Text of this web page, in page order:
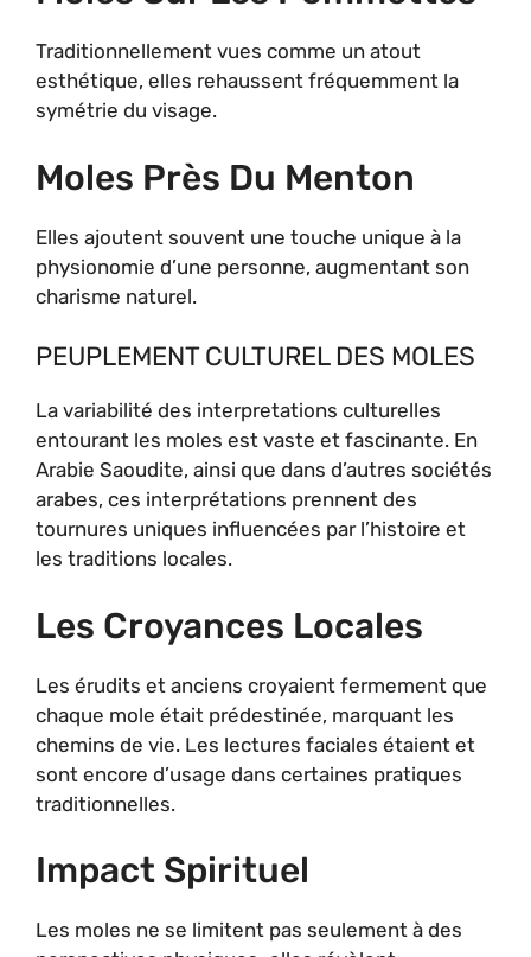
Traditionnellement vues comme un atout
esthétique, elles rehaussent fréquemment la
symétrie du visage.
Moles Près Du Menton
Elles ajoutent souvent une touche unique à la
physionomie d’une personne, augmentant son
charisme naturel.
PEUPLEMENT CULTUREL DES MOLES
La variabilité des interpretations culturelles
entourant les moles est vaste et fascinante. En
Arabie Saoudite, ainsi que dans d’autres sociétés
arabes, ces interprétations prennent des
tournures uniques influencées par l’histoire et
les traditions locales.
Les Croyances Locales
Les érudits et anciens croyaient fermement que
chaque mole était prédestinée, marquant les
chemins de vie. Les lectures faciales étaient et
sont encore d’usage dans certaines pratiques
traditionnelles.
Impact Spirituel
Les moles ne se limitent pas seulement à des